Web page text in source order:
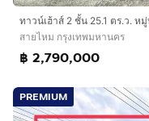
สายไหม กรุงเทพมหานคร
฿ 2,790,000
PREMIUM